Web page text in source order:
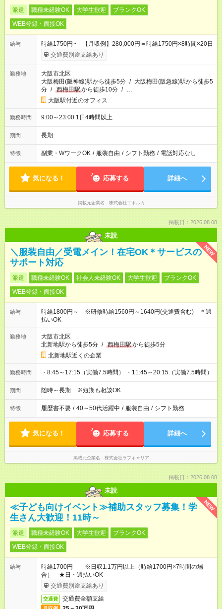
派遣 職種未経験OK 大学生歓迎
ブランクOK
WEB登録・面接OK
給与
時給1750円~ 【月収例】280,000円＝時給1750円×8時間×20日
交通費別途支給あり
勤務地
大阪市北区
大阪梅田(阪神線)駅から徒歩5分 / 大阪梅田(阪急線)駅から徒歩5
分 / 西梅田駅から徒歩10分 / …
大阪駅付近のオフィス
勤務時間 9:00～23:00 1日4時間以上
期間 長期
特徴 副業・WワークOK / 服装自由 / シフト勤務 / 電話対応なし
気になる！ 応募する 詳細へ
掲載元企業名 株式会社エボルカ
掲載日：2026.08.08
未読
NEW
＼服装自由／受電メイン！在宅OK＊サービスの
サポート対応
派遣 職種未経験OK 社会人未経験OK 大学生歓迎
ブランクOK
WEB登録・面接OK
給与
時給1800円～ ※研修時給1560円～1640円(交通費含む) ＊週
払いOK
勤務地
大阪市北区
北新地駅から徒歩5分 / 西梅田駅から徒歩5分
北新地駅近くの企業
勤務時間 ・8:45～17:15（実働7.5時間） ・11:45～20:15（実働7.5時間）
期間 随時～長期 ※短期も相談OK
特徴 履歴書不要 / 40～50代活躍中 / 服装自由 / シフト勤務
気になる！ 応募する 詳細へ
掲載元企業名 株式会社ラブキャリア
掲載日：2026.08.08
未読
NEW
≪子ども向けイベント≫補助スタッフ募集！学
生さん大歓迎！11時～
派遣 職種未経験OK 大学生歓迎
ブランクOK
WEB登録・面接OK
給与
時給1700円 ※日収1.1万円以上（時給1700円×7時間の場
合） ★日・週払いOK
交通費別途支給あり
交通費 交通費全額支給